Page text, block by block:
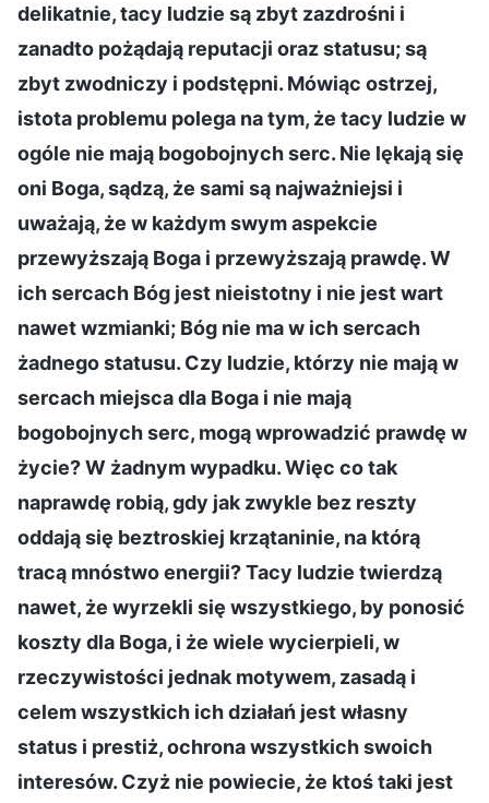
delikatnie, tacy ludzie są zbyt zazdrośni i
zanadto pożądają reputacji oraz statusu; są
zbyt zwodniczy i podstępni. Mówiąc ostrzej,
istota problemu polega na tym, że tacy ludzie w
ogóle nie mają bogobojnych serc. Nie lękają się
oni Boga, sądzą, że sami są najważniejsi i
uważają, że w każdym swym aspekcie
przewyższają Boga i przewyższają prawdę. W
ich sercach Bóg jest nieistotny i nie jest wart
nawet wzmianki; Bóg nie ma w ich sercach
żadnego statusu. Czy ludzie, którzy nie mają w
sercach miejsca dla Boga i nie mają
bogobojnych serc, mogą wprowadzić prawdę w
życie? W żadnym wypadku. Więc co tak
naprawdę robią, gdy jak zwykle bez reszty
oddają się beztroskiej krzątaninie, na którą
tracą mnóstwo energii? Tacy ludzie twierdzą
nawet, że wyrzekli się wszystkiego, by ponosić
koszty dla Boga, i że wiele wycierpieli, w
rzeczywistości jednak motywem, zasadą i
celem wszystkich ich działań jest własny
status i prestiż, ochrona wszystkich swoich
interesów. Czyż nie powiecie, że ktoś taki jest